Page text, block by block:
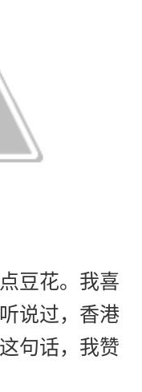
豆花。我喜
说过，香港
句话，我赞